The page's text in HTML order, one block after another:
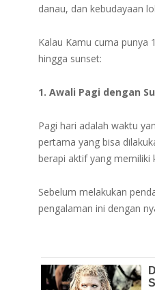
danau, dan kebudayaan
Kalau Kamu cuma punya
hingga sunset:
1. Awali Pagi dengan
Pagi hari adalah waktu
pertama yang bisa
berapi aktif yang memiliki
Sebelum melakukan
pengalaman ini dengan